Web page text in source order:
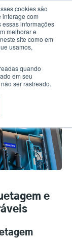
cookies são
interage com
essas informações
melhorar e
site como em
usamos,
quando
em seu
ser rastreado.
User
account
User
Contactar Vendas
e